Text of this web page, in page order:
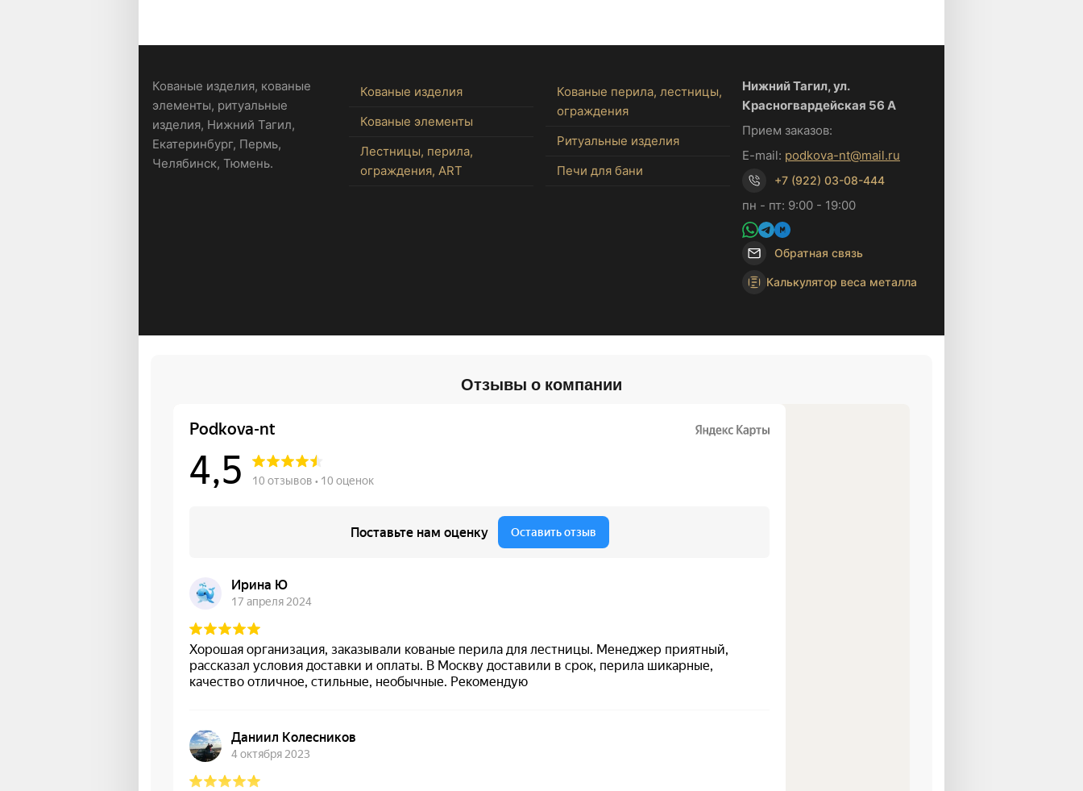
Кованые изделия, кованые
элементы, ритуальные
изделия, Нижний Тагил,
Екатеринбург, Пермь,
Челябинск, Тюмень.
Кованые изделия
Кованые элементы
Лестницы, перила,
ограждения, ART
Кованые перила, лестницы,
ограждения
Ритуальные изделия
Печи для бани
Нижний Тагил, ул.
Красногвардейская 56 А
Прием заказов:
E-mail: podkova-nt@mail.ru
+7 (922) 03-08-444
пн - пт: 9:00 - 19:00
Обратная связь
Калькулятор веса металла
Отзывы о компании